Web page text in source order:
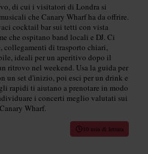
di cui i visitatori di Londra si
che Canary Wharf ha da offrire.
cocktail bar sui tetti con vista
che ospitano band locali e DJ. Ci
collegamenti di trasporto chiari,
ideali per un aperitivo dopo il
ritrovo nel weekend. Usa la guida per
un set d'inizio, poi esci per un drink e
rapidi ti aiutano a prenotare in modo
i concerti meglio valutati sui
Wharf.
10 min di lettura